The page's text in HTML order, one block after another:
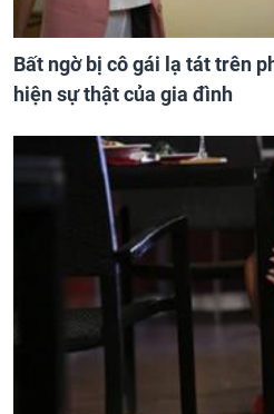
Bất ngờ bị cô gái lạ tát trên
hiện sự thật của gia đình